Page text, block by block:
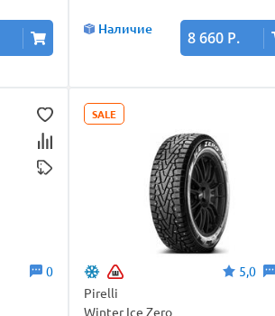
Наличие 8 660 Р.
0
SALE
5,0
Pirelli
Winter Ice Zero